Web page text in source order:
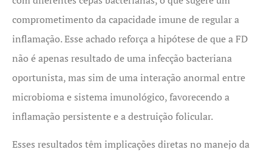
comprometimento da capacidade imune de regular a
inflamação. Esse achado reforça a hipótese de que a FD
não é apenas resultado de uma infecção bacteriana
oportunista, mas sim de uma interação anormal entre
microbioma e sistema imunológico, favorecendo a
inflamação persistente e a destruição folicular.
Esses resultados têm implicações diretas no manejo da